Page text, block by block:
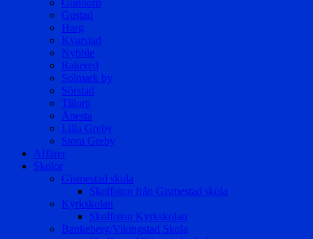
Gunnorp
Gustad
Harg
Kvarstad
Nybble
Rakered
Solmark by
Sörstad
Tillorp
Ånesta
Lilla Greby
Stora Greby
Affärer
Skolor
Gismestad skola
Skolfoton från Gismestad skola
Kyrkskolan
Skolfoton Kyrkskolan
Bankeberg/Vikingstad Skola